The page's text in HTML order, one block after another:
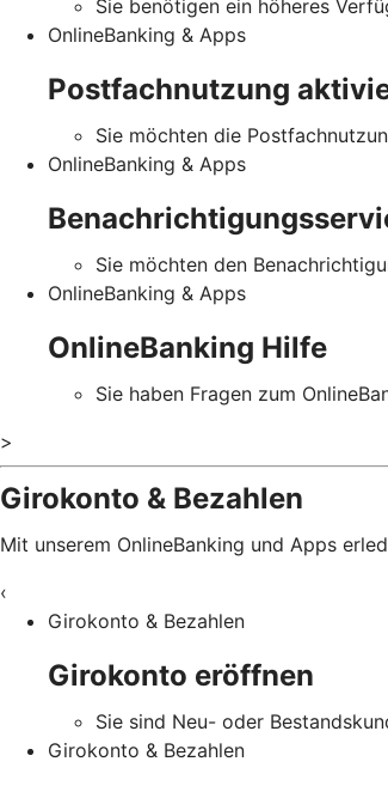
Sie benötigen ein höheres
OnlineBanking & Apps
Postfachnutzung
Sie möchten die
OnlineBanking & Apps
Sie möchten den
OnlineBanking & Apps
OnlineBanking Hilfe
Sie haben Fragen zum
>
Girokonto & Bezahlen
Mit unserem OnlineBanking und Apps
‹
Girokonto & Bezahlen
Girokonto eröffnen
Sie sind Neu- oder
Girokonto & Bezahlen